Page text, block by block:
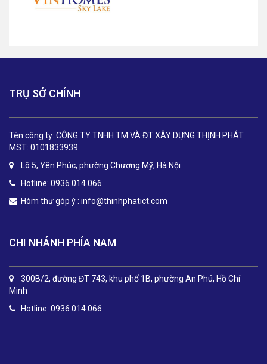
TRỤ SỞ CHÍNH
Tên công ty: CÔNG TY TNHH TM VÀ ĐT XÂY DỰNG THỊNH PHÁT
MST: 0101833939
Lô 5, Yên Phúc, phường Chương Mỹ, Hà Nội
Hotline: 0936 014 066
Hòm thư góp ý : info@thinhphatict.com
CHI NHÁNH PHÍA NAM
300B/2, đường ĐT 743, khu phố 1B, phường An Phú, Hồ Chí
Minh
Hotline: 0936 014 066